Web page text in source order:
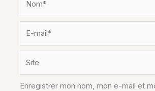
mail*
Enregistrer mon nom, mon e-mail et